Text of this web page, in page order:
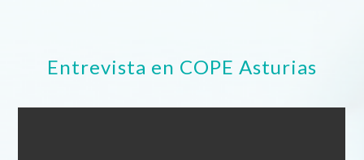
Entrevista en COPE Asturias